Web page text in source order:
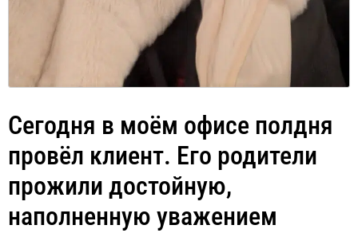
Сегодня в моём офисе полдня
провёл клиент. Его родители
прожили достойную,
наполненную уважением